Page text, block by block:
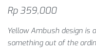
Rp 359,000
Yellow Ambush design is
something out of the